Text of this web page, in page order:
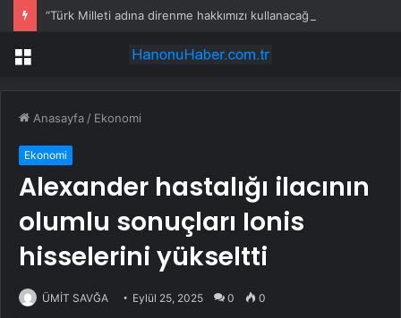
“Türk Milleti adına direnme hakkımızı kullanacağız”
Menü
Anasayfa / Ekonomi
Ekonomi
Alexander hastalığı ilacının
olumlu sonuçları Ionis
hisselerini yükseltti
ÜMİT SAVĞA Eylül 25, 2025 0 0